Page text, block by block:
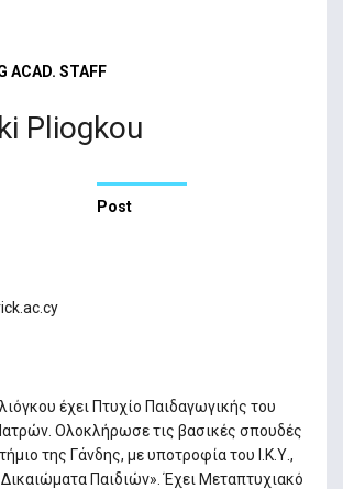
ACAD. STAFF
Pliogkou
Post
έχει Πτυχίο Παιδαγωγικής του
Ολοκλήρωσε τις βασικές σπουδές
της Γάνδης, με υποτροφία του Ι.Κ.Υ.,
Παιδιών». Έχει Μεταπτυχιακό